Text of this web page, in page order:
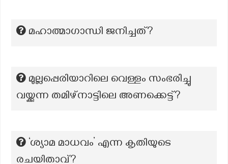
മഹാത്മാഗാന്ധി ജനിച്ചത്?
മുല്ലപ്പെരിയാറിലെ വെള്ളം സംഭരിച്ചു
വയ്ക്കുന്ന തമിഴ്നാട്ടിലെ അണക്കെട്ട്?
‘ശ്യാമ മാധവം’ എന്ന കൃതിയുടെ
രചയിതാവ്?